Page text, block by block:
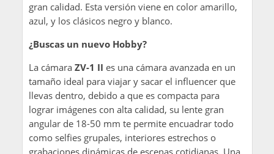
gran calidad. Esta versión viene en color amarillo,
azul, y los clásicos negro y blanco.
¿Buscas un nuevo Hobby?
La cámara ZV-1 II es una cámara avanzada en un
tamaño ideal para viajar y sacar el influencer que
llevas dentro, debido a que es compacta para
lograr imágenes con alta calidad, su lente gran
angular de 18-50 mm te permite encuadrar todo
como selfies grupales, interiores estrechos o